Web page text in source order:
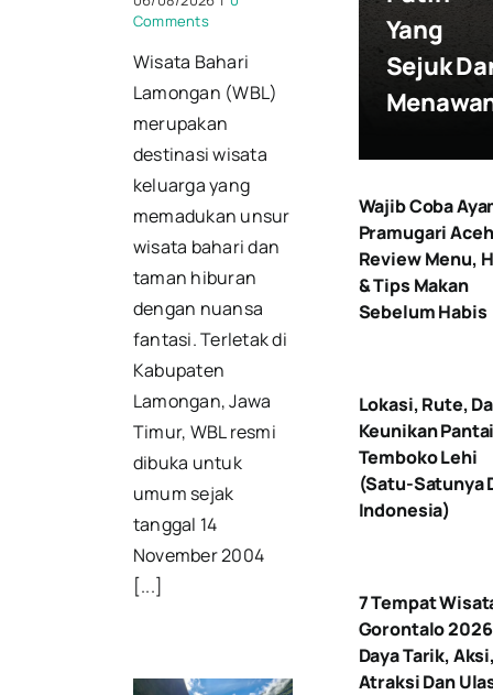
Comments
Wisata Bahari
Lamongan (WBL)
merupakan
destinasi wisata
keluarga yang
memadukan unsur
wisata bahari dan
taman hiburan
dengan nuansa
fantasi. Terletak di
Kabupaten
Lamongan, Jawa
Timur, WBL resmi
dibuka untuk
umum sejak
tanggal 14
November 2004
[...]
Yang
Sejuk
Wajib Coba
Pramugari
Review Menu,
& Tips Makan
Sebelum Habis
Lokasi, Rute,
Keunikan
Temboko Lehi
(Satu-Satunya
Indonesia)
7 Tempat
Gorontalo
Daya Tarik,
Atraksi Dan